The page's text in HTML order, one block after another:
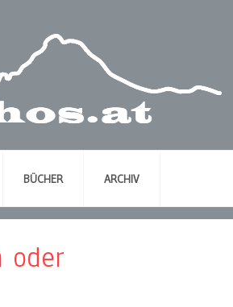
BÜCHER ARCHIV
oder